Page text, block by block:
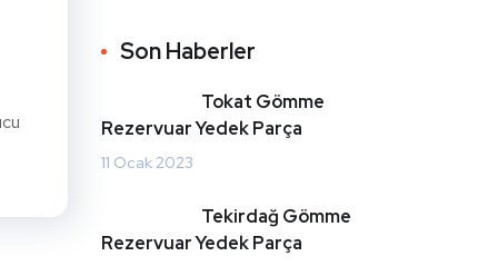
Son Haberler
Tokat Gömme
Rezervuar Yedek Parça
11 Ocak 2023
Tekirdağ Gömme
Rezervuar Yedek Parça